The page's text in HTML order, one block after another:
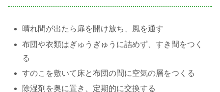
晴れ間が出たら扉を開け放ち、風を通す
布団や衣類はぎゅうぎゅうに詰めず、すき間をつく
る
すのこを敷いて床と布団の間に空気の層をつくる
除湿剤を奥に置き、定期的に交換する